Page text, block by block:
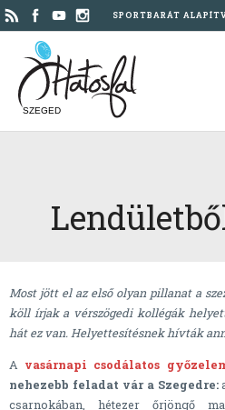
SPORTBARÁT
SZEGED
Most jött el az első olyan pillanat a
köll írjak a vérszögedi kollégák
hát ez van. Helyettesítésnek hívták
A vasárnapi csodálatos
nehezebb feladat vár a Szegedre:
csarnokában, hétezer őrjöngő